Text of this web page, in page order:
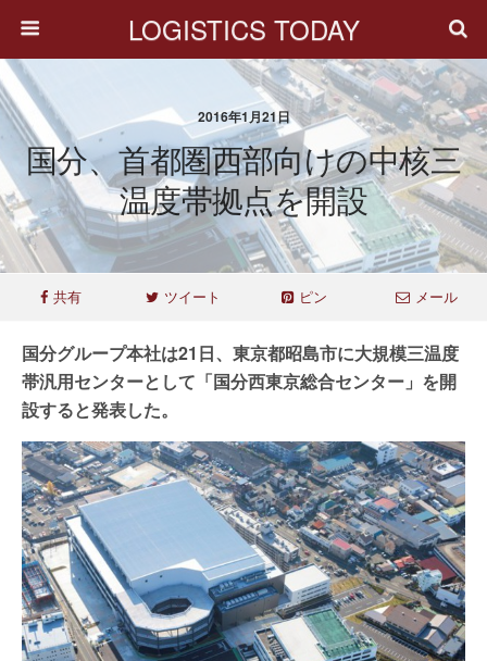
LOGISTICS TODAY
2016年1月21日
国分、首都圏西部向けの中核三
温度帯拠点を開設
共有 ツイート ピン メール
国分グループ本社は21日、東京都昭島市に大規模三温度
帯汎用センターとして「国分西東京総合センター」を開
設すると発表した。